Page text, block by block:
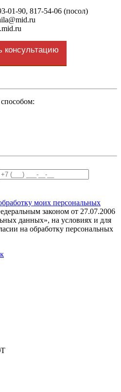
01-90, 817-54-06 (посол)
консультацию
моих персональных
законом от 27.07.2006
данных», на условиях и для
на обработку персональных